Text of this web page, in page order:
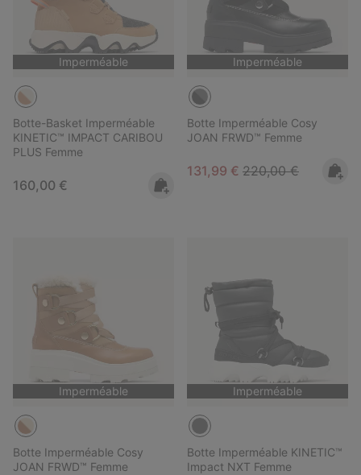
Imperméable
Botte-Basket Imperméable
KINETIC™ IMPACT CARIBOU
PLUS Femme
Regular price:
160,00 €
Imperméable
Botte Imperméable Cosy
JOAN FRWD™ Femme
Sale price:
131,99 € Regular price:
220,00 €
Imperméable
Botte Imperméable Cosy
JOAN FRWD™ Femme
Imperméable
Botte Imperméable KINETIC™
Impact NXT Femme